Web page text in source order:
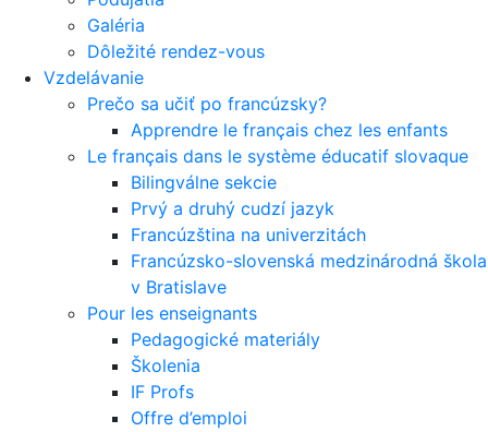
Galéria
Dôležité rendez-vous
Vzdelávanie
Prečo sa učiť po francúzsky?
Apprendre le français chez les enfants
Le français dans le système éducatif slovaque
Bilingválne sekcie
Prvý a druhý cudzí jazyk
Francúzština na univerzitách
Francúzsko-slovenská medzinárodná škola
v Bratislave
Pour les enseignants
Pedagogické materiály
Školenia
IF Profs
Offre d’emploi